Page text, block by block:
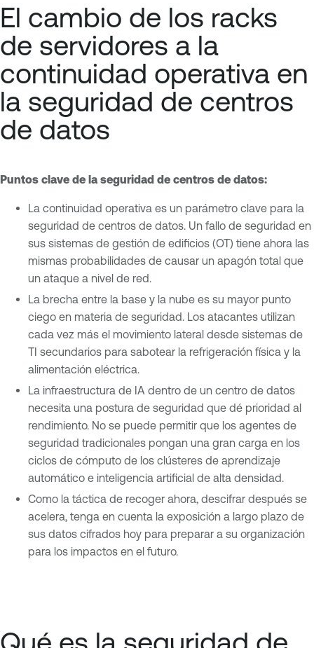
El cambio de los racks
de servidores a la
continuidad operativa en
la seguridad de centros
de datos
Puntos clave de la seguridad de centros de datos:
La continuidad operativa es un parámetro clave para la
seguridad de centros de datos. Un fallo de seguridad en
sus sistemas de gestión de edificios (OT) tiene ahora las
mismas probabilidades de causar un apagón total que
un ataque a nivel de red.
La brecha entre la base y la nube es su mayor punto
ciego en materia de seguridad. Los atacantes utilizan
cada vez más el movimiento lateral desde sistemas de
TI secundarios para sabotear la refrigeración física y la
alimentación eléctrica.
La infraestructura de IA dentro de un centro de datos
necesita una postura de seguridad que dé prioridad al
rendimiento. No se puede permitir que los agentes de
seguridad tradicionales pongan una gran carga en los
ciclos de cómputo de los clústeres de aprendizaje
automático e inteligencia artificial de alta densidad.
Como la táctica de recoger ahora, descifrar después se
acelera, tenga en cuenta la exposición a largo plazo de
sus datos cifrados hoy para preparar a su organización
para los impactos en el futuro.